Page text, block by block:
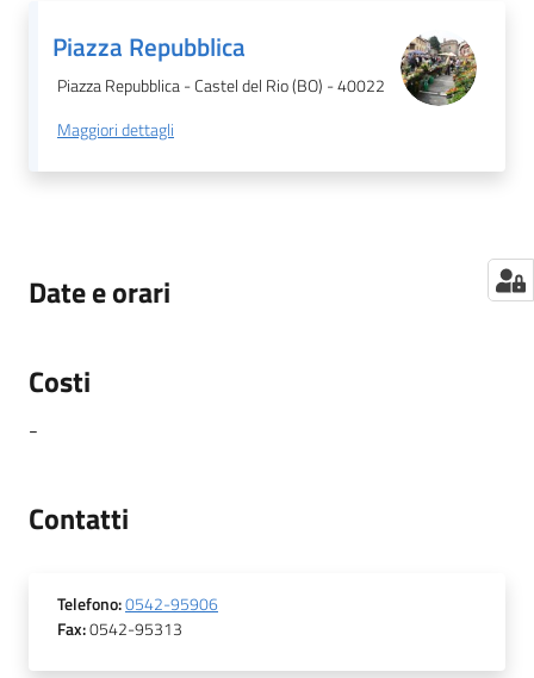
Piazza Repubblica
Piazza Repubblica - Castel del Rio (BO) - 40022
Maggiori dettagli
Date e orari
Costi
-
Contatti
Telefono:0542-95906
Fax:0542-95313